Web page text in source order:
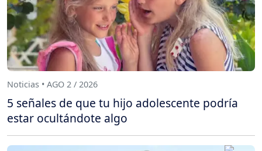
Noticias • AGO 2 / 2026
5 señales de que tu hijo adolescente podría
estar ocultándote algo